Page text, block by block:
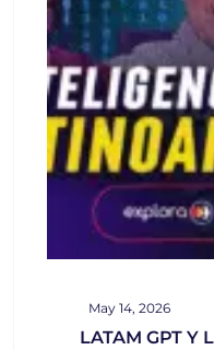
May 14, 2026
LATAM GPT Y